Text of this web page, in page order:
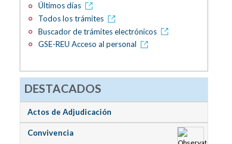
Últimos días
Todos los trámites
Buscador de trámites electrónicos
GSE-REU Acceso al personal
DESTACADOS
Actos de Adjudicación
Convivencia